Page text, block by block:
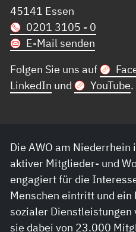
45141 Essen
0201 3105 - 0
E-Mail senden
Folgen Sie uns auf
LinkedIn und YouTube.
Die AWO am
aktiver Mitglieder- und
engagiert für die
Menschen eintritt und ein
sozialer
sie dabei von 23.000